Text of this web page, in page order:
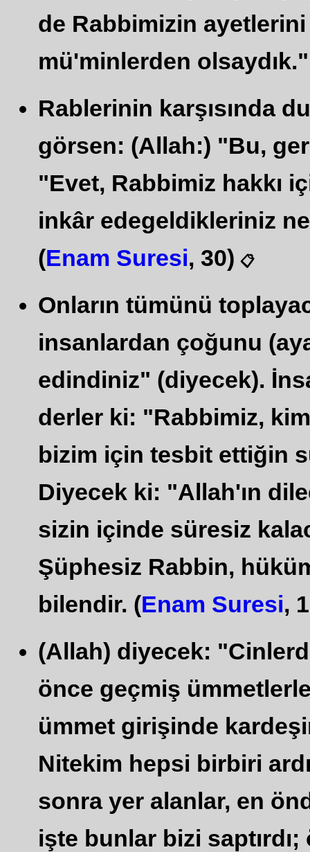
de Rabbimizin
mü'minlerden
Rablerinin karşısında
görsen: (Allah:) "Bu,
"Evet, Rabbimiz hakkı
inkâr edegeldikleriniz
(Enam Suresi, 30) 📋
Onların tümünü
insanlardan çoğunu
edindiniz" (diyecek).
derler ki: "Rabbimiz,
bizim için tesbit ettiğin
Diyecek ki: "Allah'ın
sizin içinde süresiz
Şüphesiz Rabbin,
bilendir. (Enam Suresi,
(Allah) diyecek:
önce geçmiş
ümmet girişinde
Nitekim hepsi birbiri
sonra yer alanlar, en
işte bunlar bizi